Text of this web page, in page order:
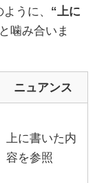
うに、 “上に
噛み合いま
ニュアンス
上に書いた内
容を参照